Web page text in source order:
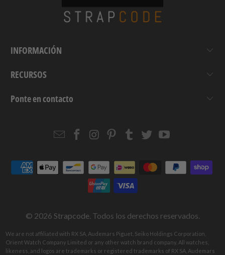
INFORMACIÓN
RECURSOS
Ponte en contacto
EmailStrapcode
Facebook
Strapcode
Instagram
Strapcode
Pinterest
Strapcode
Tumblr
Strapcode
TwitterYouTube
© 2026 Strapcode. Todos los derechos reservados.
We are not affiliated with RX SA, Audemars Piguet, Seiko Holdings Corporation,
Orient Watch Company Limited or any other watch brand company. All watches,
likeness, and logos are trademarks or registered trademarks of RX SA, Audemars